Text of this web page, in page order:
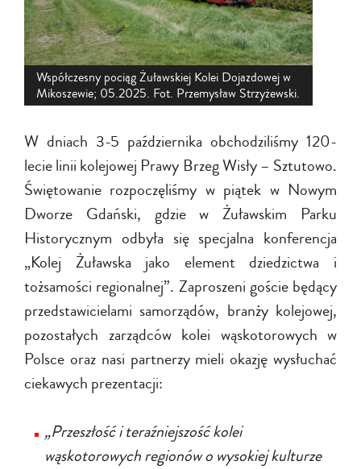
Współczesny pociąg Żuławskiej Kolei Dojazdowej w
Mikoszewie; 05.2025. Fot. Przemysław Strzyżewski.
W dniach 3-5 października obchodziliśmy 120-
lecie linii kolejowej Prawy Brzeg Wisły – Sztutowo.
Świętowanie rozpoczęliśmy w piątek w Nowym
Dworze Gdański, gdzie w Żuławskim Parku
Historycznym odbyła się specjalna konferencja
„Kolej Żuławska jako element dziedzictwa i
tożsamości regionalnej”. Zaproszeni goście będący
przedstawicielami samorządów, branży kolejowej,
pozostałych zarządców kolei wąskotorowych w
Polsce oraz nasi partnerzy mieli okazję wysłuchać
ciekawych prezentacji:
„Przeszłość i teraźniejszość kolei
wąskotorowych regionów o wysokiej kulturze